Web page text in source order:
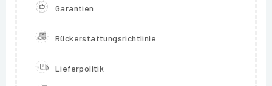
Garantien
Rückerstattungsrichtlinie
Lieferpolitik